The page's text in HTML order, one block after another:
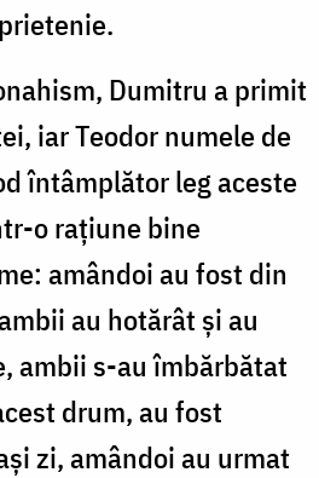
Dumitru a primit
iar Teodor numele de
întâmplător leg aceste
o raţiune bine
amândoi au fost din
au hotărât şi au
ambii s-au îmbărbătat
drum, au fost
zi, amândoi au urmat